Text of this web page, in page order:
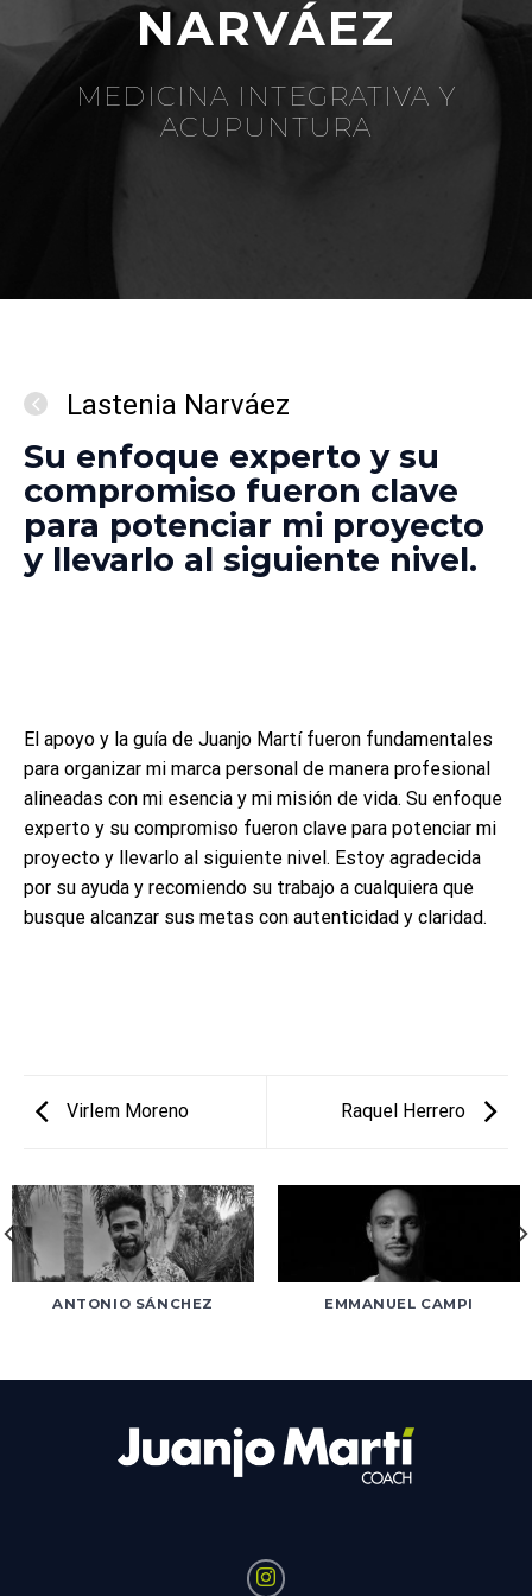
NARVÁEZ
MEDICINA INTEGRATIVA Y
ACUPUNTURA
Lastenia Narváez
Su enfoque experto y su
compromiso fueron clave
para potenciar mi proyecto
y llevarlo al siguiente nivel.
El apoyo y la guía de Juanjo Martí fueron fundamentales
para organizar mi marca personal de manera profesional
alineadas con mi esencia y mi misión de vida. Su enfoque
experto y su compromiso fueron clave para potenciar mi
proyecto y llevarlo al siguiente nivel. Estoy agradecida
por su ayuda y recomiendo su trabajo a cualquiera que
busque alcanzar sus metas con autenticidad y claridad.
Virlem Moreno Raquel Herrero
ANTONIO SÁNCHEZ EMMANUEL CAMPI